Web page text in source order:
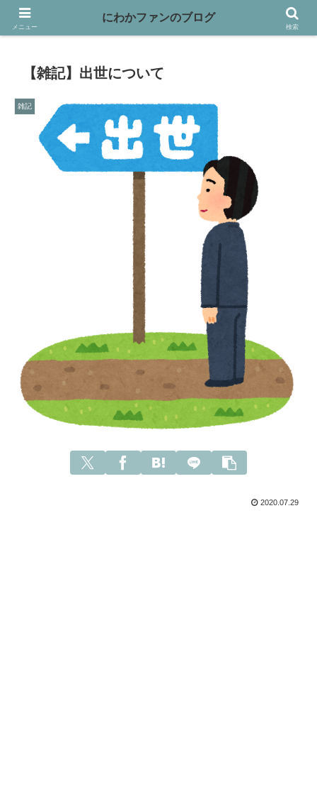
映画や本、バイクなど趣味を書き綴っています
【雑記】出世について
雑記
2020.07.29
メニュー
にわかファンのブログ
検索